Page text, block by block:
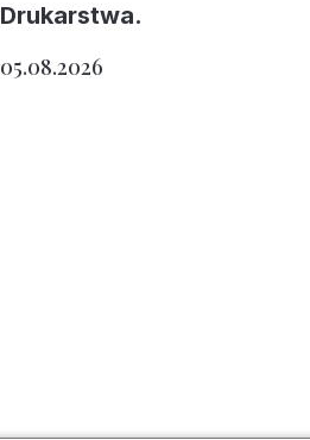
Drukarstwa.
05.08.2026